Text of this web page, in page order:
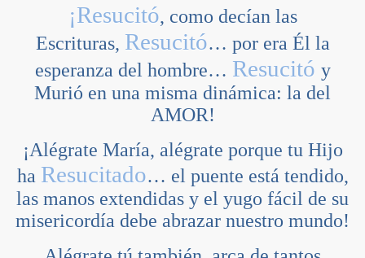
¡Resucitó, como decían las
Escrituras, Resucitó… por era Él la
esperanza del hombre… Resucitó y
Murió en una misma dinámica: la del
AMOR!
¡Alégrate María, alégrate porque tu Hijo
ha Resucitado… el puente está tendido,
las manos extendidas y el yugo fácil de su
misericordía debe abrazar nuestro mundo!